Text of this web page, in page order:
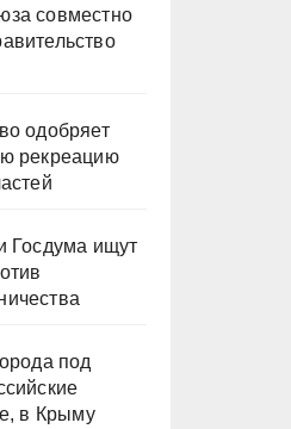
совместно
одобряет
рекреацию
Госдума ищут
под
в Крыму